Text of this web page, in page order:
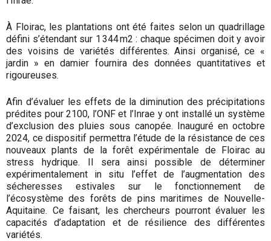
À Floirac, les plantations ont été faites selon un quadrillage
défini s’étendant sur 1 344 m2 : chaque spécimen doit y avoir
des voisins de variétés différentes. Ainsi organisé, ce «
jardin » en damier fournira des données quantitatives et
rigoureuses.
Afin d’évaluer les effets de la diminution des précipitations
prédites pour 2100, l’ONF et l’Inrae y ont installé un système
d’exclusion des pluies sous canopée. Inauguré en octobre
2024, ce dispositif permettra l’étude de la résistance de ces
nouveaux plants de la forêt expérimentale de Floirac au
stress hydrique. Il sera ainsi possible de déterminer
expérimentalement in situ l’effet de l’augmentation des
sécheresses estivales sur le fonctionnement de
l’écosystème des forêts de pins maritimes de Nouvelle-
Aquitaine. Ce faisant, les chercheurs pourront évaluer les
capacités d’adaptation et de résilience des différentes
variétés.